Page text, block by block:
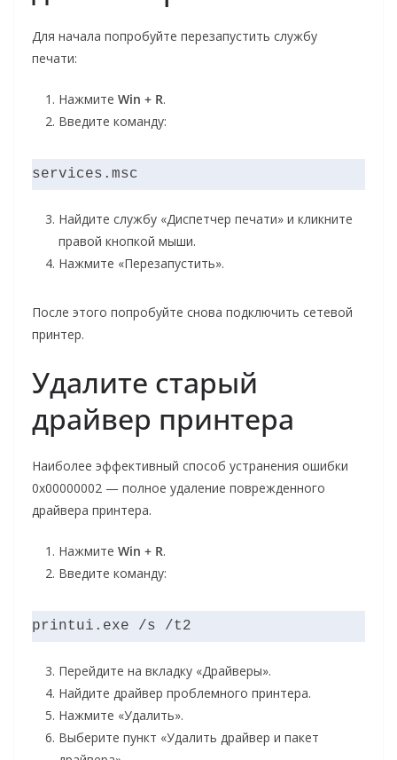
Для начала попробуйте перезапустить службу
печати:
Нажмите Win + R.
Введите команду:
services.msc
Найдите службу «Диспетчер печати» и кликните
правой кнопкой мыши.
Нажмите «Перезапустить».
После этого попробуйте снова подключить сетевой
принтер.
Удалите старый
драйвер принтера
Наиболее эффективный способ устранения ошибки
0x00000002 — полное удаление поврежденного
драйвера принтера.
Нажмите Win + R.
Введите команду:
printui.exe /s /t2
Перейдите на вкладку «Драйверы».
Найдите драйвер проблемного принтера.
Нажмите «Удалить».
Выберите пункт «Удалить драйвер и пакет